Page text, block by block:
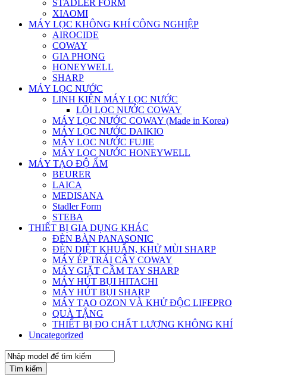
STADLER FORM
XIAOMI
MÁY LỌC KHÔNG KHÍ CÔNG NGHIỆP
AIROCIDE
COWAY
GIA PHONG
HONEYWELL
SHARP
MÁY LỌC NƯỚC
LINH KIỆN MÁY LỌC NƯỚC
LÕI LỌC NƯỚC COWAY
MÁY LỌC NƯỚC COWAY (Made in Korea)
MÁY LỌC NƯỚC DAIKIO
MÁY LỌC NƯỚC FUJIE
MÁY LỌC NƯỚC HONEYWELL
MÁY TẠO ĐỘ ẨM
BEURER
LAICA
MEDISANA
Stadler Form
STEBA
THIẾT BỊ GIA DỤNG KHÁC
ĐÈN BÀN PANASONIC
ĐÈN DIỆT KHUẨN, KHỬ MÙI SHARP
MÁY ÉP TRÁI CÂY COWAY
MÁY GIẶT CẦM TAY SHARP
MÁY HÚT BỤI HITACHI
MÁY HÚT BỤI SHARP
MÁY TẠO OZON VÀ KHỬ ĐỘC LIFEPRO
QUÀ TẶNG
THIẾT BỊ ĐO CHẤT LƯỢNG KHÔNG KHÍ
Uncategorized
Tìm kiếm